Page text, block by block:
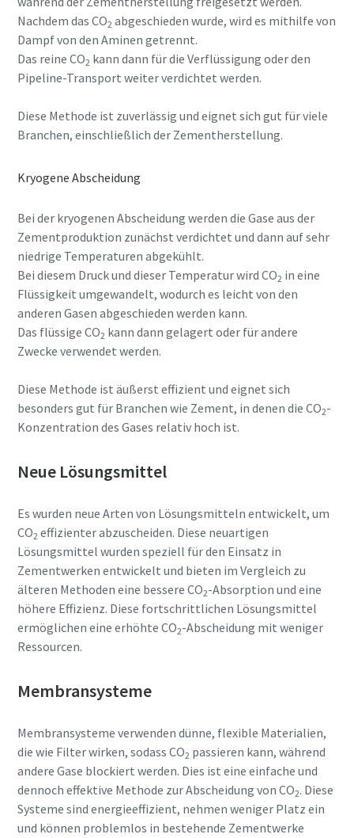
Nachdem das CO2 abgeschieden wurde, wird es mithilfe von
Dampf von den Aminen getrennt.
Das reine CO2 kann dann für die Verflüssigung oder den
Pipeline-Transport weiter verdichtet werden.
Diese Methode ist zuverlässig und eignet sich gut für viele
Branchen, einschließlich der Zementherstellung.
Kryogene Abscheidung
Bei der kryogenen Abscheidung werden die Gase aus der
Zementproduktion zunächst verdichtet und dann auf sehr
niedrige Temperaturen abgekühlt.
Bei diesem Druck und dieser Temperatur wird CO2 in eine
Flüssigkeit umgewandelt, wodurch es leicht von den
anderen Gasen abgeschieden werden kann.
Das flüssige CO2 kann dann gelagert oder für andere
Zwecke verwendet werden.
Diese Methode ist äußerst effizient und eignet sich
besonders gut für Branchen wie Zement, in denen die CO2-
Konzentration des Gases relativ hoch ist.
Neue Lösungsmittel
Es wurden neue Arten von Lösungsmitteln entwickelt, um
CO2 effizienter abzuscheiden. Diese neuartigen
Lösungsmittel wurden speziell für den Einsatz in
Zementwerken entwickelt und bieten im Vergleich zu
älteren Methoden eine bessere CO2-Absorption und eine
höhere Effizienz. Diese fortschrittlichen Lösungsmittel
ermöglichen eine erhöhte CO2-Abscheidung mit weniger
Ressourcen.
Membransysteme
Membransysteme verwenden dünne, flexible Materialien,
die wie Filter wirken, sodass CO2 passieren kann, während
andere Gase blockiert werden. Dies ist eine einfache und
dennoch effektive Methode zur Abscheidung von CO2. Diese
Systeme sind energieeffizient, nehmen weniger Platz ein
und können problemlos in bestehende Zementwerke